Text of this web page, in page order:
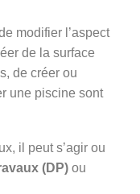
modifier l’aspect
de la surface
de créer ou
une piscine sont
il peut s’agir ou
(DP) ou